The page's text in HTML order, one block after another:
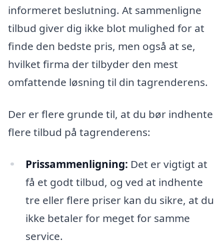
informeret beslutning. At sammenligne
tilbud giver dig ikke blot mulighed for at
finde den bedste pris, men også at se,
hvilket firma der tilbyder den mest
omfattende løsning til din tagrenderens.
Der er flere grunde til, at du bør indhente
flere tilbud på tagrenderens:
Prissammenligning: Det er vigtigt at
få et godt tilbud, og ved at indhente
tre eller flere priser kan du sikre, at du
ikke betaler for meget for samme
service.